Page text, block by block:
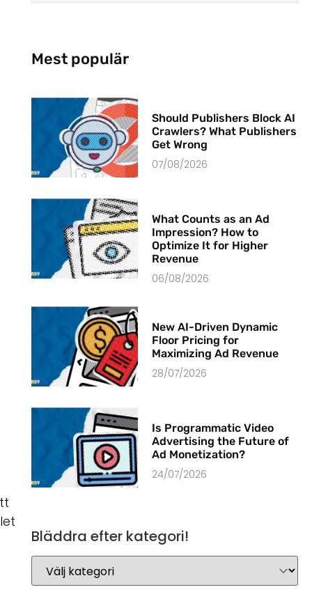
Mest populär
Should Publishers Block AI
Crawlers? What Publishers
Get Wrong
07/08/2026
What Counts as an Ad
Impression? How to
Optimize It for Higher
Revenue
06/08/2026
New AI-Driven Dynamic
Floor Pricing for
Maximizing Ad Revenue
28/07/2026
Is Programmatic Video
Advertising the Future of
Ad Monetization?
24/07/2026
Bläddra efter kategori!